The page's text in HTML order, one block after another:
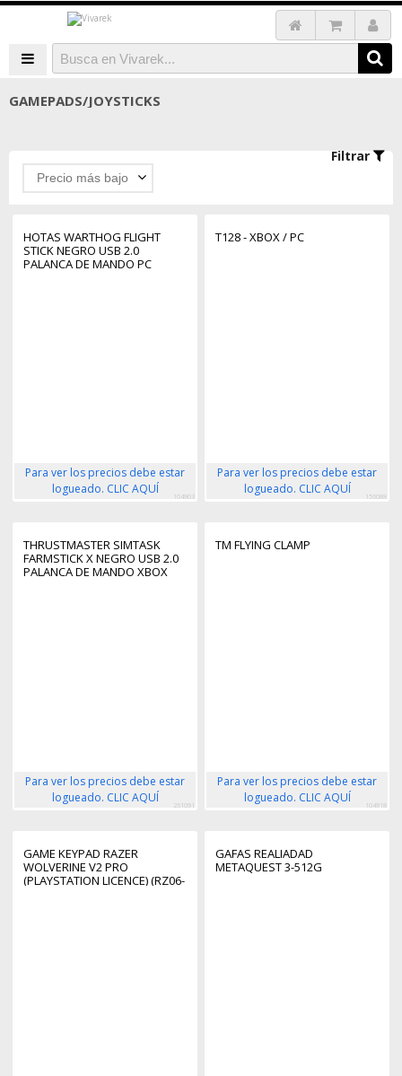
GAMEPADS/JOYSTICKS
Filtrar
Precio más bajo
HOTAS WARTHOG FLIGHT
STICK NEGRO USB 2.0
PALANCA DE MANDO PC
Para ver los precios debe estar
logueado. CLIC AQUÍ
104903
T128 - XBOX / PC
Para ver los precios debe estar
logueado. CLIC AQUÍ
156088
THRUSTMASTER SIMTASK
FARMSTICK X NEGRO USB 2.0
PALANCA DE MANDO XBOX
Para ver los precios debe estar
logueado. CLIC AQUÍ
261091
TM FLYING CLAMP
Para ver los precios debe estar
logueado. CLIC AQUÍ
104918
GAME KEYPAD RAZER
WOLVERINE V2 PRO
(PLAYSTATION LICENCE) (RZ06-
GAFAS REALIADAD
METAQUEST 3-512G